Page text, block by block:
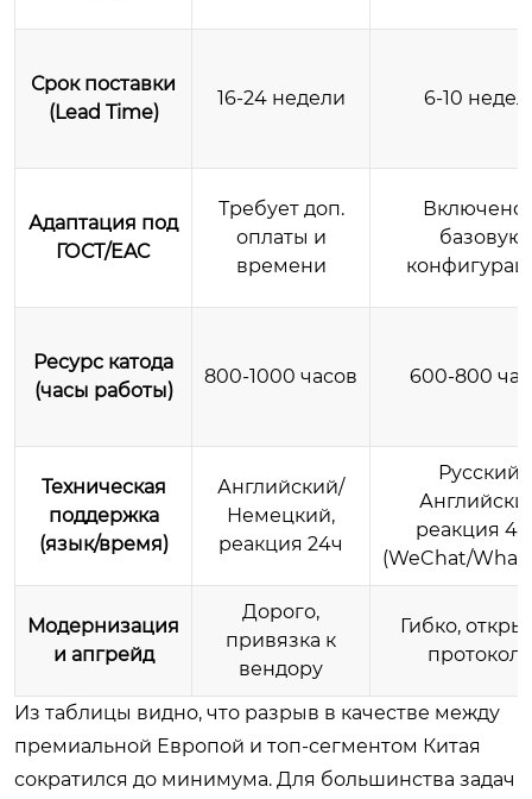
Срок поставки
(Lead Time)
16-24 недели 6-10
Адаптация под
ГОСТ/EAC
Требует доп.
оплаты и
времени
Включено
базовую
Ресурс катода
(часы работы)
800-1000 часов 600-800
Техническая
поддержка
(язык/время)
Английский/
Немецкий,
реакция 24ч
Русский/
реакция 4-
(WeChat/
Модернизация
и апгрейд
Дорого,
привязка к
вендору
Гибко,
Из таблицы видно, что разрыв в качестве между
премиальной Европой и топ-сегментом Китая
сократился до минимума. Для большинства задач